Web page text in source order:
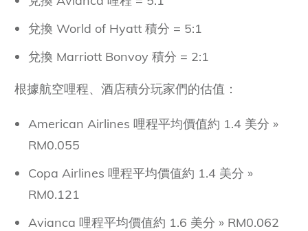
兌換 World of Hyatt 積分 = 5:1
兌換 Marriott Bonvoy 積分 = 2:1
根據航空哩程、酒店積分玩家們的估值：
American Airlines 哩程平均價值約 1.4 美分 »
RM0.055
Copa Airlines 哩程平均價值約 1.4 美分 »
RM0.121
Avianca 哩程平均價值約 1.6 美分 » RM0.062